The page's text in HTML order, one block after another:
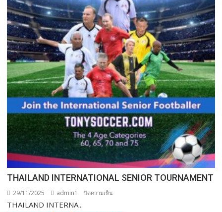
THAILAND INTERNATIONAL SENIOR TOURNAMENT
29/11/2025 admin1 ปิดความเห็น
THAILAND INTERNA...